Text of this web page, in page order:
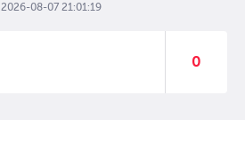
2026-08-07 21:01:19
0